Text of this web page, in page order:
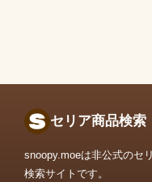
セリア商品検索
snoopy.moeは非公式のセ
検索サイトです。